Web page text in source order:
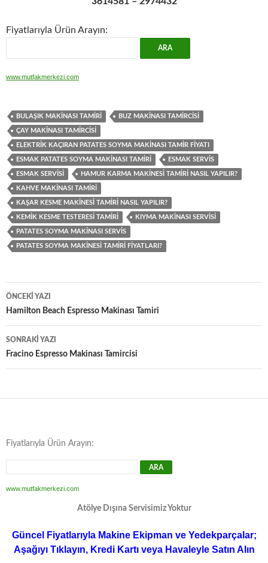
Fiyatlarıyla Ürün Arayın:
www.mutfakmerkezi.com
BULAŞIK MAKINASI TAMIRI BUZ MAKINASI TAMIRCISI
ÇAY MAKINASI TAMIRCISI
ELEKTRIK KAÇIRAN PATATES SOYMA MAKINASI TAMIR FIYATI
ESMAK PATATES SOYMA MAKINASI TAMIRI ESMAK SERVIS
ESMAK SERVISI HAMUR KARMA MAKINESI TAMIRI NASIL YAPILIR?
KAHVE MAKINASI TAMIRI
KAŞAR KESME MAKINESI TAMIRI NASIL YAPILIR?
KEMIK KESME TESTERESI TAMIRI KIYMA MAKINASI SERVISI
PATATES SOYMA MAKINASI SERVIS
PATATES SOYMA MAKINESI TAMIRI FIYATLARI?
Yazı
dolaşımı
ÖNCEKI YAZI
Hamilton Beach Espresso Makinası Tamiri
SONRAKI YAZI
Fracino Espresso Makinası Tamircisi
Fiyatlarıyla Ürün Arayın:
www.mutfakmerkezi.com
Atölye Dışına Servisimiz Yoktur
Güncel Fiyatlarıyla Makine Ekipman ve Yedekparçalar;
Aşağıyı Tıklayın, Kredi Kartı veya Havaleyle Satın Alın